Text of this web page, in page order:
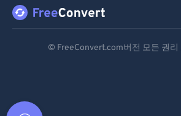
© FreeConvert.com버전 모든 권